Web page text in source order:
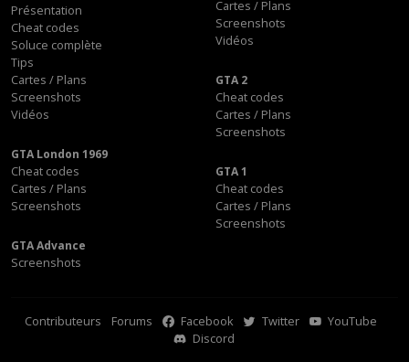
Cartes / Plans
Screenshots
Vidéos
Présentation
Cheat codes
Soluce complète
Tips
Cartes / Plans
Screenshots
Vidéos
GTA 2
Cheat codes
Cartes / Plans
Screenshots
GTA London 1969
Cheat codes
Cartes / Plans
Screenshots
GTA 1
Cheat codes
Cartes / Plans
Screenshots
GTA Advance
Screenshots
Contributeurs Forums Facebook Twitter
YouTube
Discord